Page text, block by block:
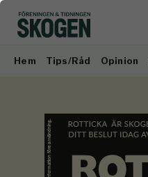
Hem Tips/Råd Opinion